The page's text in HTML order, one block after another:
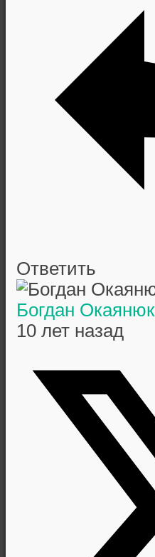
Ответить
Богдан Окаянюк
10 лет назад